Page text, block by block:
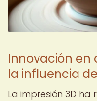
Innovación en
la influencia
La impresión 3D